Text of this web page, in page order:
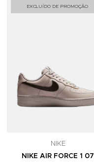
EXCLUÍDO DE PROMOÇÃO
NIKE
NIKE AIR FORCE 1 07